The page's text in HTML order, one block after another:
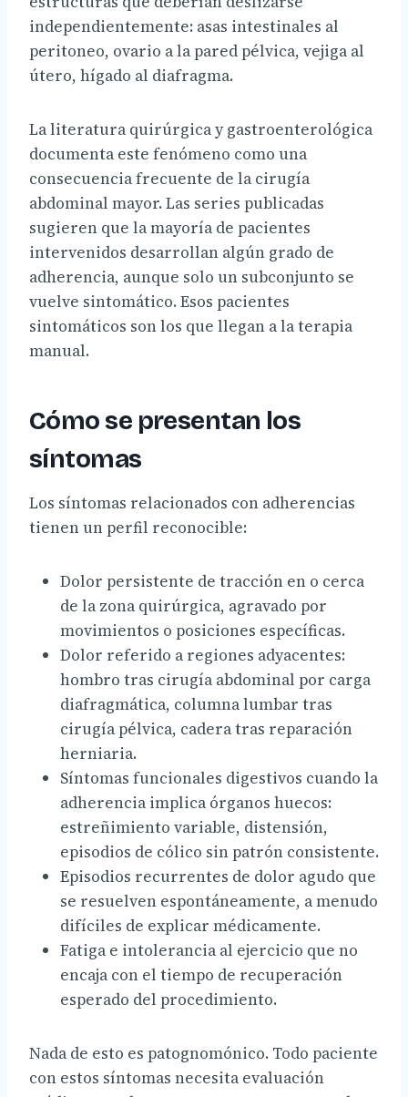
independientemente: asas intestinales al
peritoneo, ovario a la pared pélvica, vejiga al
útero, hígado al diafragma.
La literatura quirúrgica y gastroenterológica
documenta este fenómeno como una
consecuencia frecuente de la cirugía
abdominal mayor. Las series publicadas
sugieren que la mayoría de pacientes
intervenidos desarrollan algún grado de
adherencia, aunque solo un subconjunto se
vuelve sintomático. Esos pacientes
sintomáticos son los que llegan a la terapia
manual.
Cómo se presentan los
síntomas
Los síntomas relacionados con adherencias
tienen un perfil reconocible:
Dolor persistente de tracción en o cerca
de la zona quirúrgica, agravado por
movimientos o posiciones específicas.
Dolor referido a regiones adyacentes:
hombro tras cirugía abdominal por carga
diafragmática, columna lumbar tras
cirugía pélvica, cadera tras reparación
herniaria.
Síntomas funcionales digestivos cuando la
adherencia implica órganos huecos:
estreñimiento variable, distensión,
episodios de cólico sin patrón consistente.
Episodios recurrentes de dolor agudo que
se resuelven espontáneamente, a menudo
difíciles de explicar médicamente.
Fatiga e intolerancia al ejercicio que no
encaja con el tiempo de recuperación
esperado del procedimiento.
Nada de esto es patognomónico. Todo paciente
con estos síntomas necesita evaluación